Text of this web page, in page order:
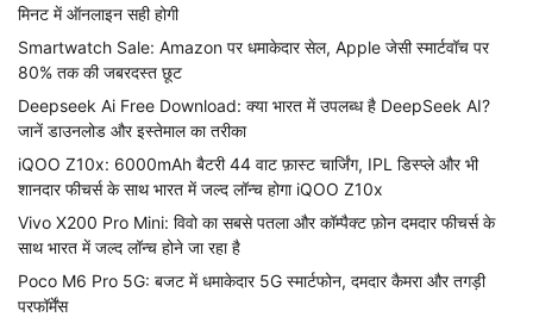
मिनट में ऑनलाइन सही होगी
Smartwatch Sale: Amazon पर धमाकेदार सेल, Apple जेसी स्मार्टवॉच पर
80% तक की जबरदस्त छूट
Deepseek Ai Free Download: क्या भारत में उपलब्ध है DeepSeek AI?
जानें डाउनलोड और इस्तेमाल का तरीका
iQOO Z10x: 6000mAh बैटरी 44 वाट फ़ास्ट चार्जिंग, IPL डिस्प्ले और भी
शानदार फीचर्स के साथ भारत में जल्द लॉन्च होगा iQOO Z10x
Vivo X200 Pro Mini: विवो का सबसे पतला और कॉम्पैक्ट फ़ोन दमदार फीचर्स के
साथ भारत में जल्द लॉन्च होने जा रहा है
Poco M6 Pro 5G: बजट में धमाकेदार 5G स्मार्टफोन, दमदार कैमरा और तगड़ी
परफॉर्मेंस